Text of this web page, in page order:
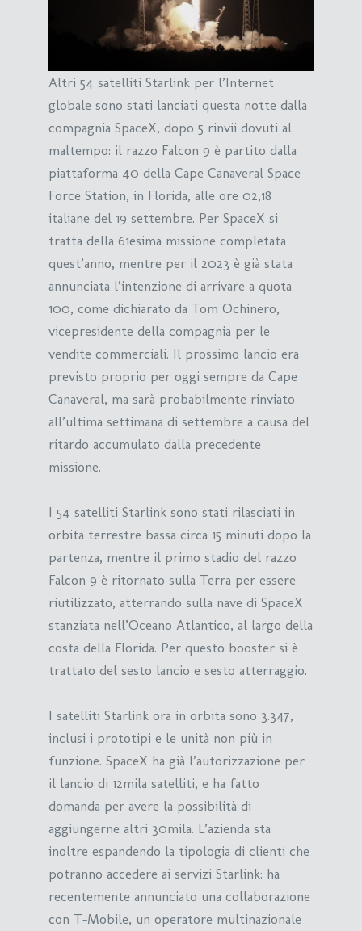
Altri 54 satelliti Starlink per l’Internet
globale sono stati lanciati questa notte dalla
compagnia SpaceX, dopo 5 rinvii dovuti al
maltempo: il razzo Falcon 9 è partito dalla
piattaforma 40 della Cape Canaveral Space
Force Station, in Florida, alle ore 02,18
italiane del 19 settembre. Per SpaceX si
tratta della 61esima missione completata
quest’anno, mentre per il 2023 è già stata
annunciata l’intenzione di arrivare a quota
100, come dichiarato da Tom Ochinero,
vicepresidente della compagnia per le
vendite commerciali. Il prossimo lancio era
previsto proprio per oggi sempre da Cape
Canaveral, ma sarà probabilmente rinviato
all’ultima settimana di settembre a causa del
ritardo accumulato dalla precedente
missione.
I 54 satelliti Starlink sono stati rilasciati in
orbita terrestre bassa circa 15 minuti dopo la
partenza, mentre il primo stadio del razzo
Falcon 9 è ritornato sulla Terra per essere
riutilizzato, atterrando sulla nave di SpaceX
stanziata nell’Oceano Atlantico, al largo della
costa della Florida. Per questo booster si è
trattato del sesto lancio e sesto atterraggio.
I satelliti Starlink ora in orbita sono 3.347,
inclusi i prototipi e le unità non più in
funzione. SpaceX ha già l’autorizzazione per
il lancio di 12mila satelliti, e ha fatto
domanda per avere la possibilità di
aggiungerne altri 30mila. L’azienda sta
inoltre espandendo la tipologia di clienti che
potranno accedere ai servizi Starlink: ha
recentemente annunciato una collaborazione
con T-Mobile, un operatore multinazionale